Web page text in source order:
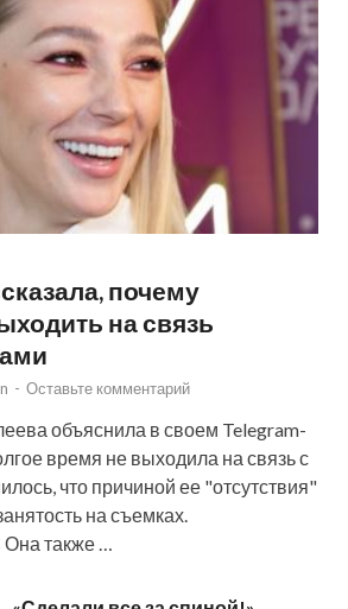
почему
на связь
- Оставьте комментарий
объяснила в своем Telegram-
время не выходила на связь с
что причиной ее "отсутствия"
на съемках.
также …